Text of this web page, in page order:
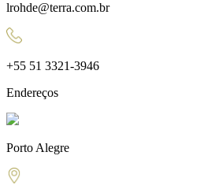
lrohde@terra.com.br
+55 51 3321-3946
Endereços
Porto Alegre